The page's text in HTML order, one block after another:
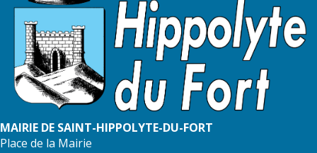
MAIRIE DE SAINT-HIPPOLYTE-DU-FORT
Place de la Mairie